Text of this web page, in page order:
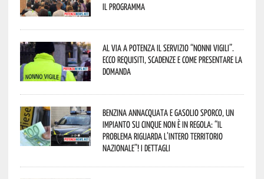
Il programma
Al via a Potenza il servizio “Nonni Vigili”.
Ecco requisiti, scadenze e come presentare la
domanda
Benzina annacquata e gasolio sporco, un
impianto su cinque non è in regola: “il
problema riguarda l’intero territorio
Nazionale”! I dettagli